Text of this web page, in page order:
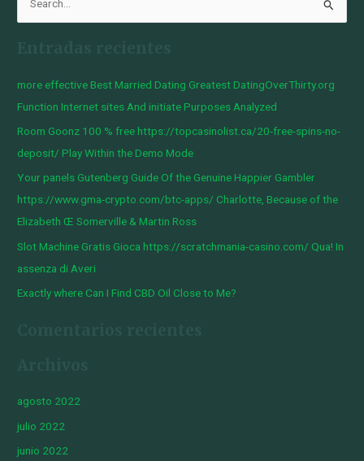
p
o
r
:
more effective Best Married Dating Greatest DatingOverThirty.org
Function Internet sites And initiate Purposes Analyzed
Room Goonz 100 % free https://topcasinolist.ca/20-free-spins-no-
deposit/ Play Within the Demo Mode
Your panels Gutenberg Guide Of the Genuine Happier Gambler
https://www.gma-crypto.com/btc-apps/ Charlotte, Because of the
Elizabeth Œ Somerville & Martin Ross
Slot Machine Gratis Gioca https://scratchmania-casino.com/ Qua! In
assenza di Averi
Exactly where Can I Find CBD Oil Close to Me?
agosto 2022
julio 2022
junio 2022